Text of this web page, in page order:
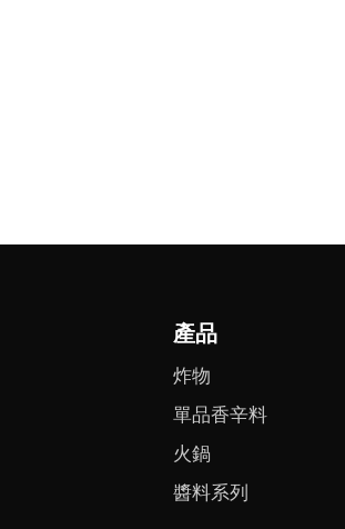
產品
炸物
單品香辛料
火鍋
醬料系列